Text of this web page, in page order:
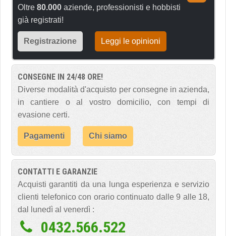
Oltre 80.000 aziende, professionisti e hobbisti
già registrati!
Registrazione Leggi le opinioni
CONSEGNE IN 24/48 ORE!
Diverse modalità d'acquisto per consegne in azienda,
in cantiere o al vostro domicilio, con tempi di
evasione certi.
Pagamenti Chi siamo
CONTATTI E GARANZIE
Acquisti garantiti da una lunga esperienza e servizio
clienti telefonico con orario continuato dalle 9 alle 18,
dal lunedì al venerdì :
0432.566.522